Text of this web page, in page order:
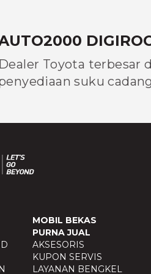
Dealer Toyota terbesar
suku
MOBIL BEKAS
PURNA JUAL
AKSESORIS
KUPON SERVIS
LAYANAN BENGKEL